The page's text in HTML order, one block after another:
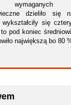
dzieliło się
wykształciły się
pod koniec
największą bo 80